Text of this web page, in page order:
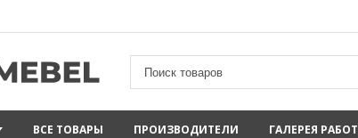
ВСЕ ТОВАРЫ ПРОИЗВОДИТЕЛИ ГАЛЕРЕЯ РАБОТ